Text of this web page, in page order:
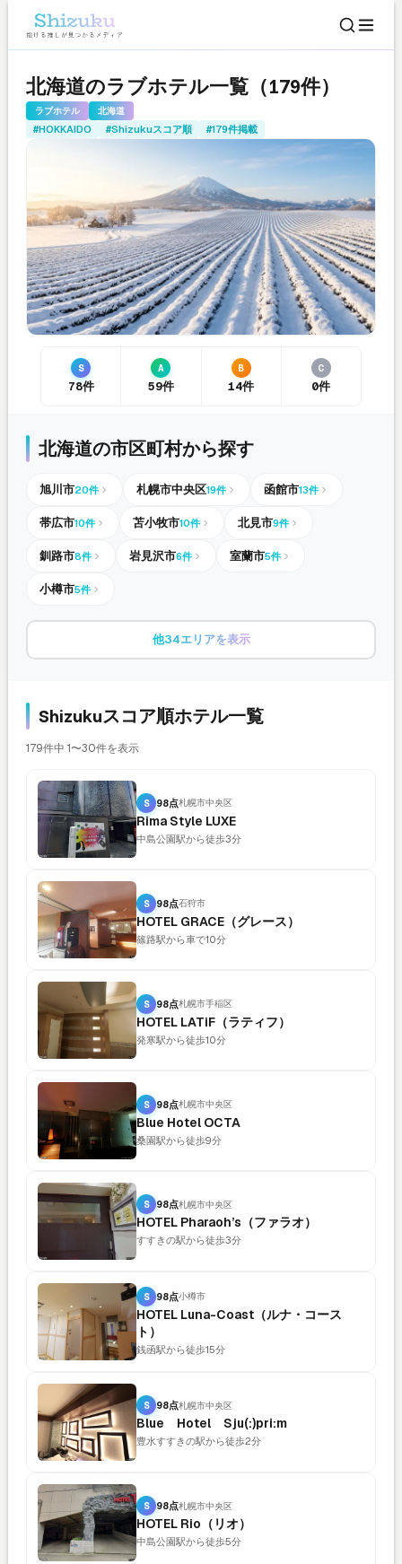
北海道のラブホテル一覧（179件）
ラブホテル 北海道
#HOKKAIDO #Shizukuスコア順 #179件掲載
S
78件
A
59件
B
14件
C
0件
北海道の市区町村から探す
旭川市20件 札幌市中央区19件 函館市13件
帯広市10件 苫小牧市10件 北見市9件
釧路市8件 岩見沢市6件 室蘭市5件
小樽市5件
他34エリアを表示
Shizukuスコア順ホテル一覧
179件中 1〜30件を表示
S 98点札幌市中央区
Rima Style LUXE
中島公園駅から徒歩3分
S 98点石狩市
HOTEL GRACE（グレース）
篠路駅から車で10分
S 98点札幌市手稲区
HOTEL LATiF（ラティフ）
発寒駅から徒歩10分
S 98点札幌市中央区
Blue Hotel OCTA
桑園駅から徒歩9分
S 98点札幌市中央区
HOTEL Pharaoh’s（ファラオ）
すすきの駅から徒歩3分
S 98点小樽市
HOTEL Luna-Coast（ルナ・コース
ト）
銭函駅から徒歩15分
S 98点札幌市中央区
Blue Hotel Sju(:)pri:m
豊水すすきの駅から徒歩2分
S 98点札幌市中央区
HOTEL Rio（リオ）
中島公園駅から徒歩5分